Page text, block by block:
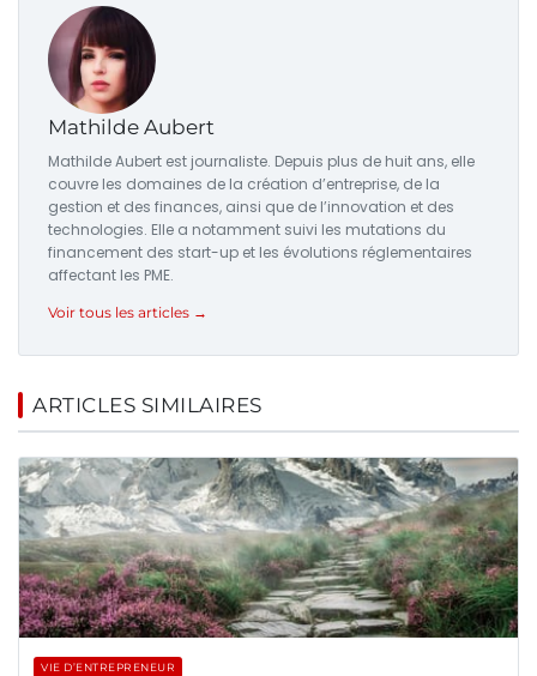
Mathilde Aubert
Mathilde Aubert est journaliste. Depuis plus de huit ans, elle
couvre les domaines de la création d’entreprise, de la
gestion et des finances, ainsi que de l’innovation et des
technologies. Elle a notamment suivi les mutations du
financement des start-up et les évolutions réglementaires
affectant les PME.
Voir tous les articles →
ARTICLES SIMILAIRES
VIE D’ENTREPRENEUR